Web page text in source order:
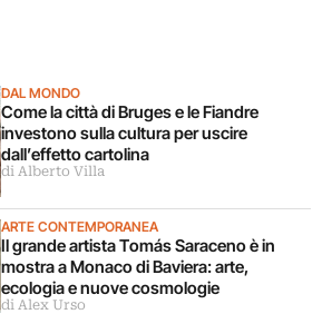
DAL MONDO
Come la città di Bruges e le Fiandre
investono sulla cultura per uscire
dall’effetto cartolina
di Alberto Villa
ARTE CONTEMPORANEA
Il grande artista Tomás Saraceno è in
mostra a Monaco di Baviera: arte,
ecologia e nuove cosmologie
di Alex Urso